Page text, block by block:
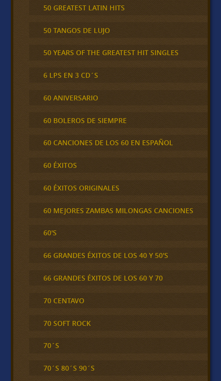
50 GREATEST LATIN HITS
50 TANGOS DE LUJO
50 YEARS OF THE GREATEST HIT SINGLES
6 LPS EN 3 CD´S
60 ANIVERSARIO
60 BOLEROS DE SIEMPRE
60 CANCIONES DE LOS 60 EN ESPAÑOL
60 ÉXITOS
60 ÉXITOS ORIGINALES
60 MEJORES ZAMBAS MILONGAS CANCIONES
60'S
66 GRANDES ÉXITOS DE LOS 40 Y 50'S
66 GRANDES ÉXITOS DE LOS 60 Y 70
70 CENTAVO
70 SOFT ROCK
70´S
70´S 80´S 90´S